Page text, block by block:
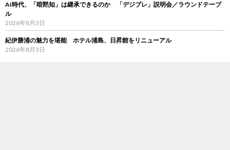
AI時代、「暗黙知」は継承できるのか 「デジブレ」説明会／ラウンドテーブ
ル
2026年8月3日
紀伊勝浦の魅力を堪能 ホテル浦島、日昇館をリニューアル
2026年8月3日